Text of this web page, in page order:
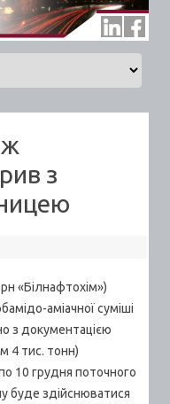
з
«Білнафтохім»)
аміачної суміші
з документацією
4 тис. тонн)
10 грудня поточного
буде здійснюватися